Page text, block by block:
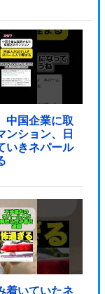
中国企業に取
ンション、日
いきネパール
着いていたネ